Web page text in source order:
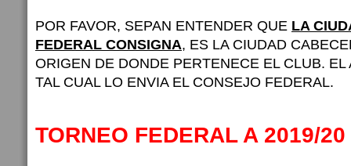
POR FAVOR, SEPAN ENTENDER QUE LA
FEDERAL CONSIGNA, ES LA CIUDAD
ORIGEN DE DONDE PERTENECE EL CLUB.
TAL CUAL LO ENVIA EL CONSEJO FEDERAL.
TORNEO FEDERAL A 2019/